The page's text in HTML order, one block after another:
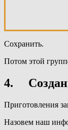
Сохранить.
Потом этой
4.
Приготовления
Назовем наш